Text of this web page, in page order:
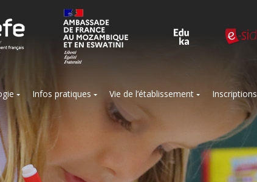
Infos pratiques Vie de l’établissement Inscriptions